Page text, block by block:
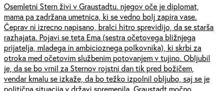
Osemletni Stern živi v Graustadtu. njegov oče je diplomat,
mama pa zadržana umetnica, ki se vedno bolj zapira vase.
Čeprav ni izrecno napisano, bralci hitro sprevidijo, da se starša
razhajata. Pojavi se teta Ema (sestra očetovega bližnjega
prijatelja, mladega in ambicioznega polkovnika), ki skrbi za
otroka med očetovim službenim potovanjem v tujino. Obljubil
je, da se bo vrnil za Sternov rojstni dan tik pred božičem,
vendar kmalu se izkaže, da bo težko izpolnil obljubo, saj se je
politična situacija v državi spremenila. Graustadt močno